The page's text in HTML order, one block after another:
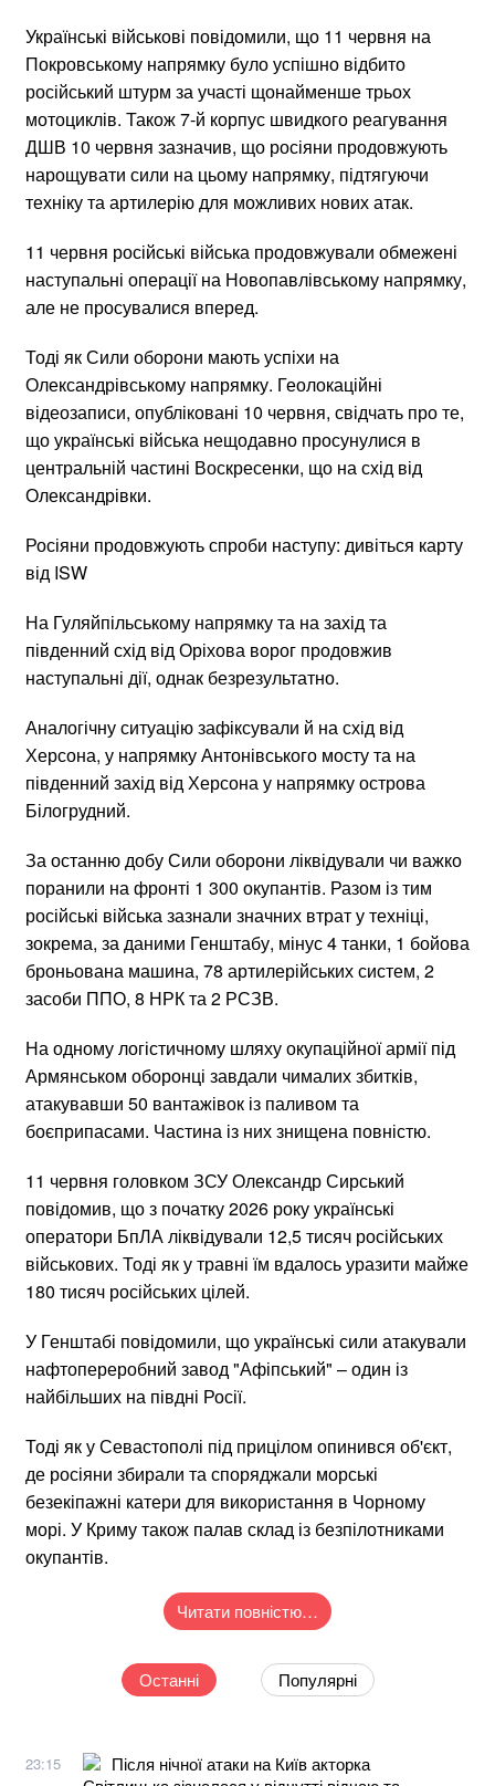
Українські військові повідомили, що 11 червня на
Покровському напрямку було успішно відбито
російський штурм за участі щонайменше трьох
мотоциклів. Також 7-й корпус швидкого реагування
ДШВ 10 червня зазначив, що росіяни продовжують
нарощувати сили на цьому напрямку, підтягуючи
техніку та артилерію для можливих нових атак.
11 червня російські війська продовжували обмежені
наступальні операції на Новопавлівському напрямку,
але не просувалися вперед.
Тоді як Сили оборони мають успіхи на
Олександрівському напрямку. Геолокаційні
відеозаписи, опубліковані 10 червня, свідчать про те,
що українські війська нещодавно просунулися в
центральній частині Воскресенки, що на схід від
Олександрівки.
Росіяни продовжують спроби наступу: дивіться карту
від ISW
На Гуляйпільському напрямку та на захід та
південний схід від Оріхова ворог продовжив
наступальні дії, однак безрезультатно.
Аналогічну ситуацію зафіксували й на схід від
Херсона, у напрямку Антонівського мосту та на
південний захід від Херсона у напрямку острова
Білогрудний.
За останню добу Сили оборони ліквідували чи важко
поранили на фронті 1 300 окупантів. Разом із тим
російські війська зазнали значних втрат у техніці,
зокрема, за даними Генштабу, мінус 4 танки, 1 бойова
броньована машина, 78 артилерійських систем, 2
засоби ППО, 8 НРК та 2 РСЗВ.
На одному логістичному шляху окупаційної армії під
Армянськом оборонці завдали чималих збитків,
атакувавши 50 вантажівок із паливом та
боєприпасами. Частина із них знищена повністю.
11 червня головком ЗСУ Олександр Сирський
повідомив, що з початку 2026 року українські
оператори БпЛА ліквідували 12,5 тисяч російських
військових. Тоді як у травні їм вдалось уразити майже
180 тисяч російських цілей.
У Генштабі повідомили, що українські сили атакували
нафтопереробний завод "Афіпський" – один із
найбільших на півдні Росії.
Тоді як у Севастополі під прицілом опинився об'єкт,
де росіяни збирали та споряджали морські
безекіпажні катери для використання в Чорному
морі. У Криму також палав склад із безпілотниками
окупантів.
Читати повністю…
Останні Популярні
23:15
Після нічної атаки на Київ акторка